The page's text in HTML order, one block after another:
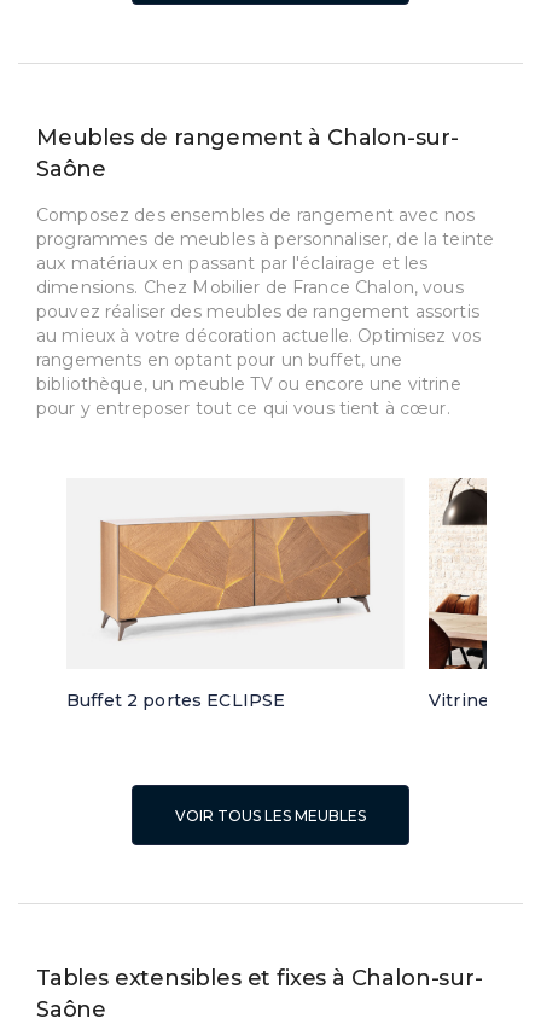
Meubles de rangement à Chalon-sur-
Saône
Composez des ensembles de rangement avec nos
programmes de meubles à personnaliser, de la teinte
aux matériaux en passant par l'éclairage et les
dimensions. Chez Mobilier de France Chalon, vous
pouvez réaliser des meubles de rangement assortis
au mieux à votre décoration actuelle. Optimisez vos
rangements en optant pour un buffet, une
bibliothèque, un meuble TV ou encore une vitrine
pour y entreposer tout ce qui vous tient à cœur.
Buffet 2 portes ECLIPSE Vitrine 3
VOIR TOUS LES MEUBLES
Tables extensibles et fixes à Chalon-sur-
Saône